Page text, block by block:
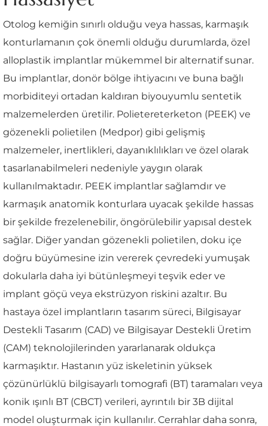
Otolog kemiğin sınırlı olduğu veya hassas, karmaşık
konturlamanın çok önemli olduğu durumlarda, özel
alloplastik implantlar mükemmel bir alternatif sunar.
Bu implantlar, donör bölge ihtiyacını ve buna bağlı
morbiditeyi ortadan kaldıran biyouyumlu sentetik
malzemelerden üretilir. Polietereterketon (PEEK) ve
gözenekli polietilen (Medpor) gibi gelişmiş
malzemeler, inertlikleri, dayanıklılıkları ve özel olarak
tasarlanabilmeleri nedeniyle yaygın olarak
kullanılmaktadır. PEEK implantlar sağlamdır ve
karmaşık anatomik konturlara uyacak şekilde hassas
bir şekilde frezelenebilir, öngörülebilir yapısal destek
sağlar. Diğer yandan gözenekli polietilen, doku içe
doğru büyümesine izin vererek çevredeki yumuşak
dokularla daha iyi bütünleşmeyi teşvik eder ve
implant göçü veya ekstrüzyon riskini azaltır. Bu
hastaya özel implantların tasarım süreci, Bilgisayar
Destekli Tasarım (CAD) ve Bilgisayar Destekli Üretim
(CAM) teknolojilerinden yararlanarak oldukça
karmaşıktır. Hastanın yüz iskeletinin yüksek
çözünürlüklü bilgisayarlı tomografi (BT) taramaları veya
konik ışınlı BT (CBCT) verileri, ayrıntılı bir 3B dijital
model oluşturmak için kullanılır. Cerrahlar daha sonra,